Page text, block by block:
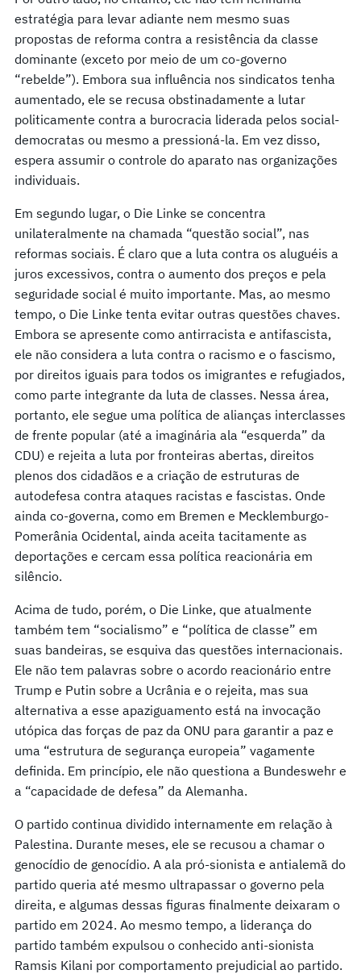
estratégia para levar adiante nem mesmo suas
propostas de reforma contra a resistência da classe
dominante (exceto por meio de um co-governo
“rebelde”). Embora sua influência nos sindicatos tenha
aumentado, ele se recusa obstinadamente a lutar
politicamente contra a burocracia liderada pelos social-
democratas ou mesmo a pressioná-la. Em vez disso,
espera assumir o controle do aparato nas organizações
individuais.
Em segundo lugar, o Die Linke se concentra
unilateralmente na chamada “questão social”, nas
reformas sociais. É claro que a luta contra os aluguéis a
juros excessivos, contra o aumento dos preços e pela
seguridade social é muito importante. Mas, ao mesmo
tempo, o Die Linke tenta evitar outras questões chaves.
Embora se apresente como antirracista e antifascista,
ele não considera a luta contra o racismo e o fascismo,
por direitos iguais para todos os imigrantes e refugiados,
como parte integrante da luta de classes. Nessa área,
portanto, ele segue uma política de alianças interclasses
de frente popular (até a imaginária ala “esquerda” da
CDU) e rejeita a luta por fronteiras abertas, direitos
plenos dos cidadãos e a criação de estruturas de
autodefesa contra ataques racistas e fascistas. Onde
ainda co-governa, como em Bremen e Mecklemburgo-
Pomerânia Ocidental, ainda aceita tacitamente as
deportações e cercam essa política reacionária em
silêncio.
Acima de tudo, porém, o Die Linke, que atualmente
também tem “socialismo” e “política de classe” em
suas bandeiras, se esquiva das questões internacionais.
Ele não tem palavras sobre o acordo reacionário entre
Trump e Putin sobre a Ucrânia e o rejeita, mas sua
alternativa a esse apaziguamento está na invocação
utópica das forças de paz da ONU para garantir a paz e
uma “estrutura de segurança europeia” vagamente
definida. Em princípio, ele não questiona a Bundeswehr e
a “capacidade de defesa” da Alemanha.
O partido continua dividido internamente em relação à
Palestina. Durante meses, ele se recusou a chamar o
genocídio de genocídio. A ala pró-sionista e antialemã do
partido queria até mesmo ultrapassar o governo pela
direita, e algumas dessas figuras finalmente deixaram o
partido em 2024. Ao mesmo tempo, a liderança do
partido também expulsou o conhecido anti-sionista
Ramsis Kilani por comportamento prejudicial ao partido.